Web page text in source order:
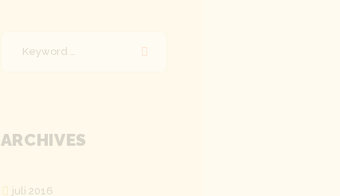
ARCHIVES
juli 2016